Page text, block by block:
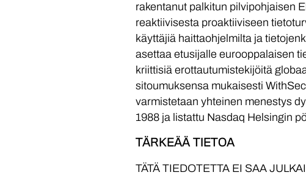
rakentanut palkitun pilvipohjaisen
reaktiivisesta proaktiiviseen
käyttäjiä haittaohjelmilta ja
asettaa etusijalle eurooppalaisen
kriittisiä erottautumistekijöitä
sitoumuksensa mukaisesti
varmistetaan yhteinen menestys
1988 ja listattu Nasdaq Helsingin
TÄRKEÄÄ TIETOA
TÄTÄ TIEDOTETTA EI SAA